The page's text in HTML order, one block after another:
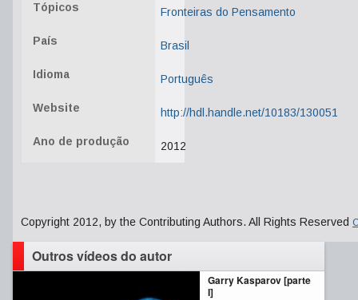
Tópicos Fronteiras do Pensamento
País Brasil
Idioma Português
Website http://hdl.handle.net/10183/130051
Ano de produção 2012
Copyright 2012, by the Contributing Authors. All Rights Reserved
Outros vídeos do autor
Garry Kasparov [parte
I]